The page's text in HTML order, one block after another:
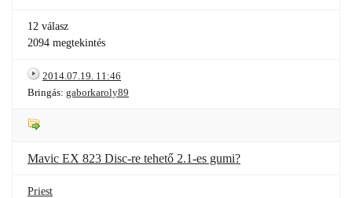
12 válasz
2094 megtekintés
2014.07.19. 11:46
Bringás: gaborkaroly89
Mavic EX 823 Disc-re tehető 2.1-es gumi?
Priest